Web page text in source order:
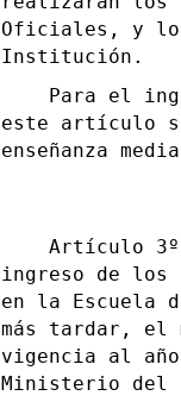
Oficiales, y
Institución.
Para el
este artículo
enseñanza
Artículo 3º
ingreso de los
en la Escuela
más tardar, el
vigencia al
Ministerio del